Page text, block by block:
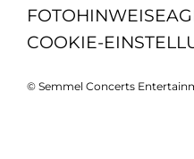
FOTOHINWEISE
COOKIE-
© Semmel Concerts